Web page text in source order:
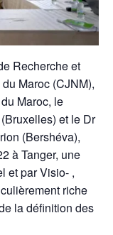
Recherche et
Maroc (CJNM),
Maroc, le
et le Dr
(Bershéva),
à Tanger, une
et par Visio- ,
riche
la définition des